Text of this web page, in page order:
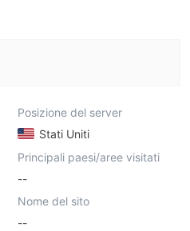
Posizione del server
Stati Uniti
Principali paesi/aree visitati
--
Nome del sito
--